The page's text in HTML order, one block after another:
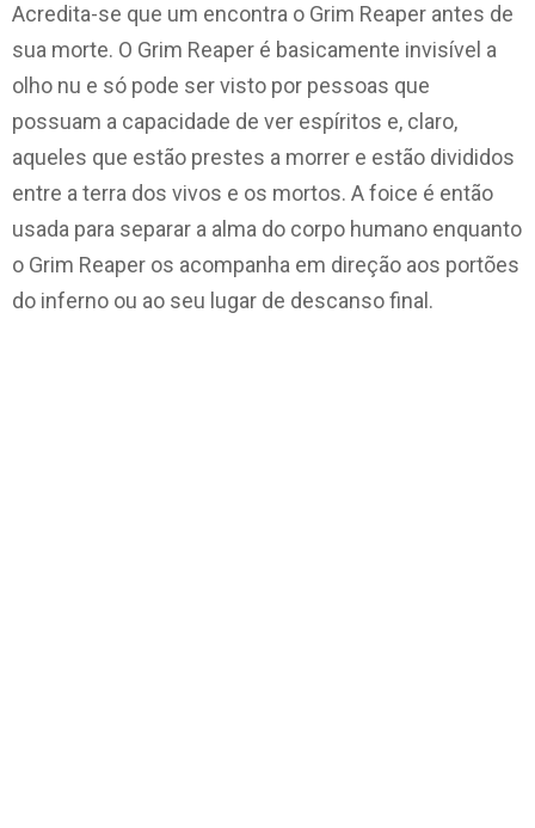
Acredita-se que um encontra o Grim Reaper antes de
sua morte. O Grim Reaper é basicamente invisível a
olho nu e só pode ser visto por pessoas que
possuam a capacidade de ver espíritos e, claro,
aqueles que estão prestes a morrer e estão divididos
entre a terra dos vivos e os mortos. A foice é então
usada para separar a alma do corpo humano enquanto
o Grim Reaper os acompanha em direção aos portões
do inferno ou ao seu lugar de descanso final.